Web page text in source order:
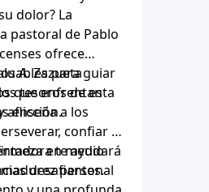
dolor? La
pastoral de Pablo
ofrece
para guiar
que enfrentan
aflicción.
A. Zazueta
tesoros de esta
enseña a los
confiar y
en medio
desafiantes.
te ayudará
personal